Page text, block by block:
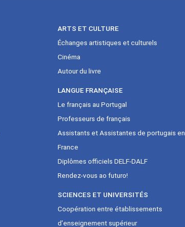
ARTS ET CULTURE
Échanges artistiques et culturels
Cinéma
Autour du livre
LANGUE FRANÇAISE
Le français au Portugal
Professeurs de français
Assistants et Assistantes de portugais en
France
Diplômes officiels DELF-DALF
Rendez-vous ao futuro!
SCIENCES ET UNIVERSITÉS
Coopération entre établissements
d’enseignement supérieur